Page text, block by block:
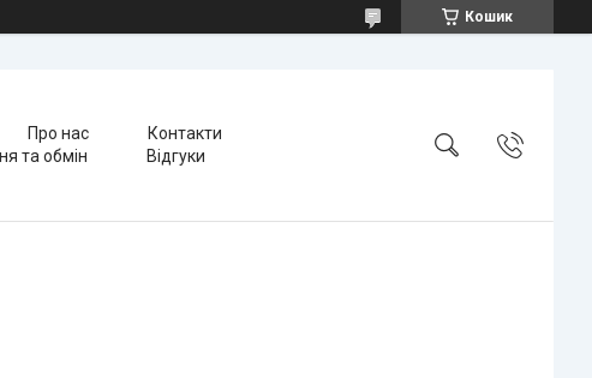
Кошик
Про нас
Контакти
та обмін Відгуки